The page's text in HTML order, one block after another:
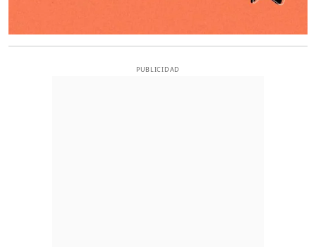
PUBLICIDAD